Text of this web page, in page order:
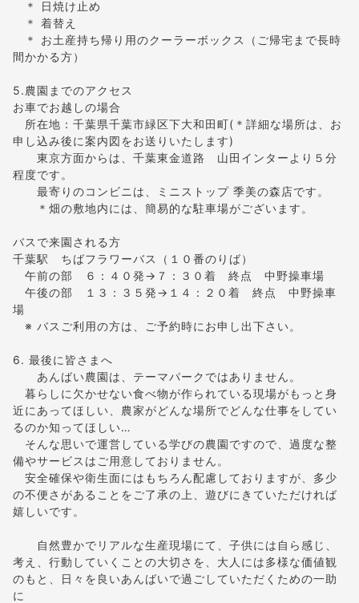
＊ 日焼け止め
＊ 着替え
＊ お土産持ち帰り用のクーラーボックス（ご帰宅まで長時
間かかる方）
5.農園までのアクセス
お車でお越しの場合
所在地：千葉県千葉市緑区下大和田町(＊詳細な場所は、お
申し込み後に案内図をお送りいたします)
東京方面からは、千葉東金道路 山田インターより５分
程度です。
最寄りのコンビニは、ミニストップ 季美の森店です。
＊畑の敷地内には、簡易的な駐車場がございます。
バスで来園される方
千葉駅 ちばフラワーバス（１０番のりば）
午前の部 ６：４０発→７：３０着 終点 中野操車場
午後の部 １３：３５発→１４：２０着 終点 中野操車
場
※ バスご利用の方は、ご予約時にお申し出下さい。
6. 最後に皆さまへ
あんばい農園は、テーマパークではありません。
暮らしに欠かせない食べ物が作られている現場がもっと身
近にあってほしい、農家がどんな場所でどんな仕事をしてい
るのか知ってほしい…
そんな思いで運営している学びの農園ですので、過度な整
備やサービスはご用意しておりません。
安全確保や衛生面にはもちろん配慮しておりますが、多少
の不便さがあることをご了承の上、遊びにきていただければ
嬉しいです。
自然豊かでリアルな生産現場にて、子供には自ら感じ、
考え、行動していくことの大切さを、大人には多様な価値観
のもと、日々を良いあんばいで過ごしていただくための一助
に